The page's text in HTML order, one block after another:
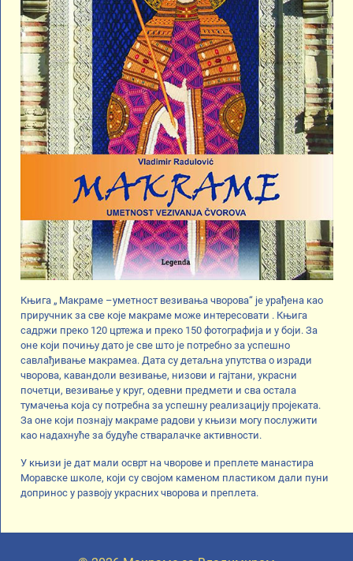
Књига „ Макраме –уметност везивања чворова“ је урађена као
приручник за све које макраме може интересовати . Књига
садржи преко 120 цртежа и преко 150 фотографија и у боји. За
оне који почињу дато је све што је потребно за успешно
савлађивање макрамеа. Дата су детаљна упутства о изради
чворова, кавандоли везивање, низови и гајтани, украсни
почетци, везивање у круг, одевни предмети и сва остала
тумачења која су потребна за успешну реализацију пројеката.
За оне који познају макраме радови у књизи могу послужити
као надахнуће за будуће стваралачке активности.
У књизи је дат мали осврт на чворове и преплете манастира
Моравске школе, који су својом каменом пластиком дали пуни
допринос у развоју украсних чворова и преплета.